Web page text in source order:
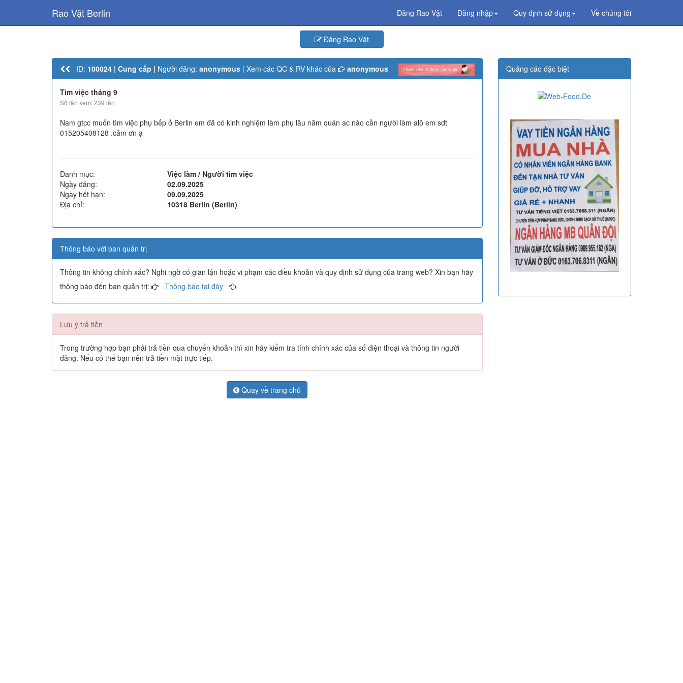
Rao Vặt Berlin Đăng Rao Vặt Đăng nhập Quy định sử dụng Về chúng tôi
Đăng Rao Vặt
ID: 100024 | Cung cấp | Người đăng: anonymous | Xem các QC & RV khác của anonymous
Tìm việc tháng 9
Số lần xem: 239 lần
Nam gtcc muốn tìm việc phụ bếp ở Berlin em đã có kinh nghiệm làm phụ lâu năm quán ac nào cần người làm alô em sdt
015205408128 .cảm ơn ạ
Danh mục:
Việc làm / Người tìm việc
Ngày đăng:
02.09.2025
Ngày hết hạn:
09.09.2025
Địa chỉ:
10318 Berlin (Berlin)
Thông báo với ban quản trị
Thông tin không chính xác? Nghi ngờ có gian lận hoặc vi phạm các điều khoản và quy định sử dụng của trang web? Xin bạn hãy
thông báo đến ban quản trị:
Thông báo tại đây
Lưu ý trả tiền
Trong trường hợp bạn phải trả tiền qua chuyển khoản thì xin hãy kiểm tra tính chính xác của số điện thoại và thông tin người
đăng. Nếu có thể bạn nên trả tiền mặt trực tiếp.
Quay về trang chủ
Quảng cáo đặc biệt